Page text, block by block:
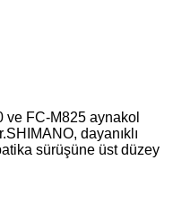
FC-M825 aynakol
dayanıklı
sürüşüne üst düzey